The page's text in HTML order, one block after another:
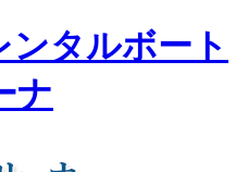
ンタルボート
ナ